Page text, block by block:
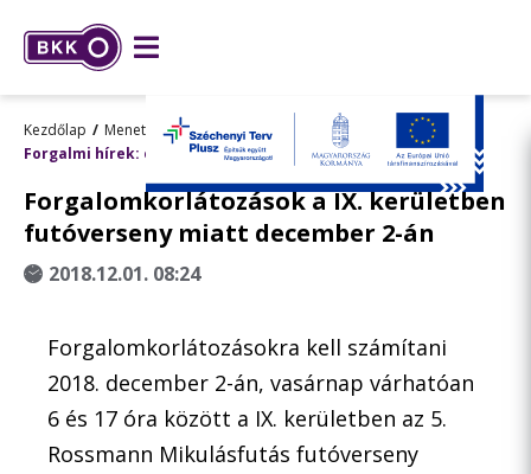
Kezdőlap
Menetrend, utazástervezés
Forgalmi hírek: előre tervezett változások
Forgalomkorlátozások a IX. kerületben
futóverseny miatt december 2-án
2018.12.01. 08:24
Forgalomkorlátozásokra kell számítani
2018. december 2-án, vasárnap várhatóan
6 és 17 óra között a IX. kerületben az 5.
Rossmann Mikulásfutás futóverseny